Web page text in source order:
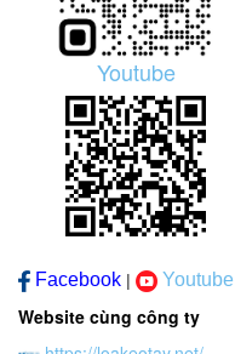
Youtube
Facebook | Youtube
Website cùng công ty